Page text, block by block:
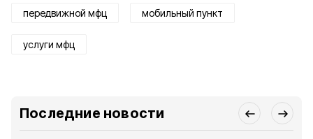
передвижной мфц мобильный пункт
услуги мфц
Последние новости